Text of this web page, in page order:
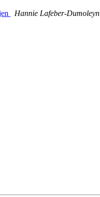
Hannie Lafeber-Dumoleyn